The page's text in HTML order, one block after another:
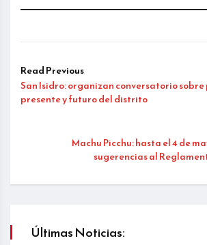
Read Previous
San Isidro: organizan conversatorio sobre
presente y futuro del distrito
Machu Picchu: hasta el 4 de
sugerencias al
Últimas Noticias: